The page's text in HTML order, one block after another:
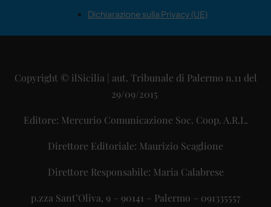
Dichiarazione sulla Privacy (UE)
Copyright © ilSicilia | aut. Tribunale di Palermo n.11 del
29/09/2015
Editore: Mercurio Comunicazione Soc. Coop. A.R.L.
Direttore Editoriale: Maurizio Scaglione
Direttore Responsabile: Maria Calabrese
p.zza Sant’Oliva, 9 – 90141 – Palermo – 091335557